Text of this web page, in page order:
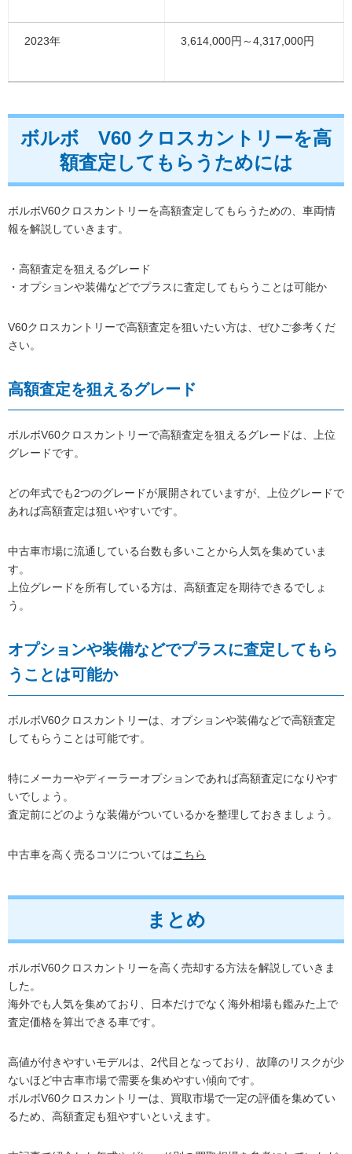
2023年 3,614,000円～4,317,000円
ボルボ V60 クロスカントリーを高
額査定してもらうためには
ボルボV60クロスカントリーを高額査定してもらうための、車両情
報を解説していきます。
・高額査定を狙えるグレード
・オプションや装備などでプラスに査定してもらうことは可能か
V60クロスカントリーで高額査定を狙いたい方は、ぜひご参考くだ
さい。
高額査定を狙えるグレード
ボルボV60クロスカントリーで高額査定を狙えるグレードは、上位
グレードです。
どの年式でも2つのグレードが展開されていますが、上位グレードで
あれば高額査定は狙いやすいです。
中古車市場に流通している台数も多いことから人気を集めていま
す。
上位グレードを所有している方は、高額査定を期待できるでしょ
う。
オプションや装備などでプラスに査定してもら
うことは可能か
ボルボV60クロスカントリーは、オプションや装備などで高額査定
してもらうことは可能です。
特にメーカーやディーラーオプションであれば高額査定になりやす
いでしょう。
査定前にどのような装備がついているかを整理しておきましょう。
中古車を高く売るコツについてはこちら
まとめ
ボルボV60クロスカントリーを高く売却する方法を解説していきま
した。
海外でも人気を集めており、日本だけでなく海外相場も鑑みた上で
査定価格を算出できる車です。
高値が付きやすいモデルは、2代目となっており、故障のリスクが少
ないほど中古車市場で需要を集めやすい傾向です。
ボルボV60クロスカントリーは、買取市場で一定の評価を集めてい
るため、高額査定も狙やすいといえます。